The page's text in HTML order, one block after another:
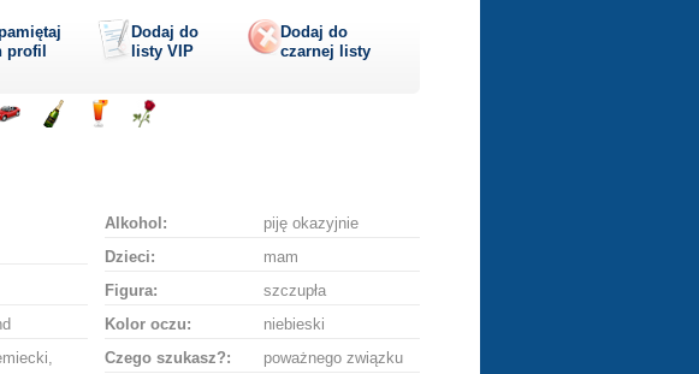
profil
Dodaj do
listy VIP
Dodaj do
czarnej listy
Alkohol:
piję okazyjnie
Dzieci:
mam
Figura:
szczupła
Kolor oczu:
niebieski
Czego szukasz?:
poważnego związku